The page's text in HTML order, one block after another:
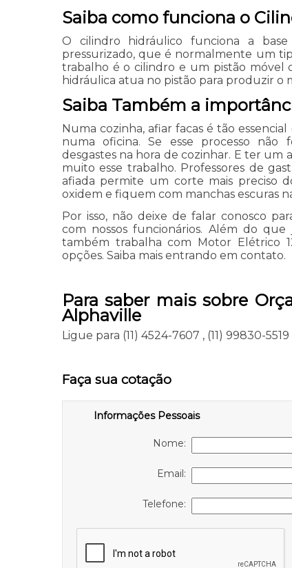
Saiba como funciona o
O cilindro hidráulico funciona a
pressurizado, que é normalmente um
trabalho é o cilindro e um pistão móvel
hidráulica atua no pistão para produzir o
Saiba Também a
Numa cozinha, afiar facas é tão
numa oficina. Se esse processo
desgastes na hora de cozinhar. E ter um
muito esse trabalho. Professores de
afiada permite um corte mais preciso
oxidem e fiquem com manchas escuras
Por isso, não deixe de falar conosco
com nossos funcionários. Além do
também trabalha com Motor Elétrico
opções. Saiba mais entrando em contato.
Para saber mais sobre
Alphaville
Ligue para (11) 4524-7607 , (11) 99830-5519
Faça sua cotação
Informações Pessoais
Nome:
Email:
Telefone: